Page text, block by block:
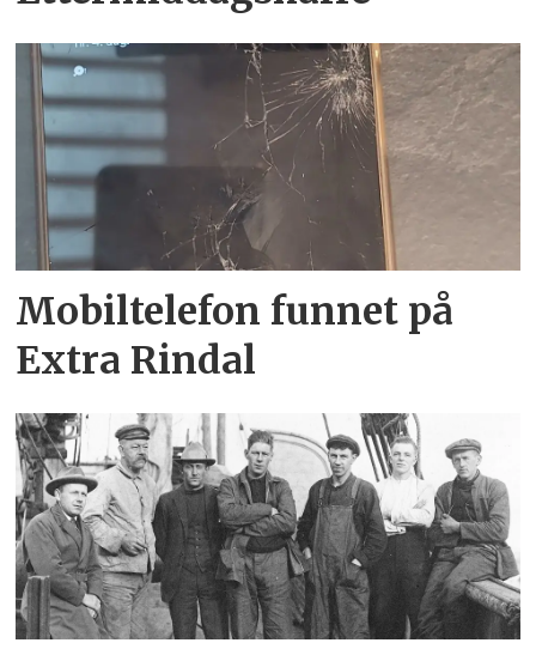
Mobiltelefon funnet på
Extra Rindal